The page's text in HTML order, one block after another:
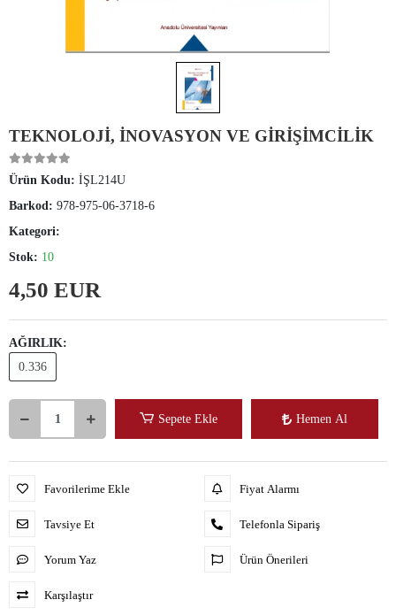
TEKNOLOJİ, İNOVASYON VE GİRİŞİMCİLİK
Ürün Kodu: İŞL214U
Barkod: 978-975-06-3718-6
Kategori:
Stok: 10
4,50 EUR
AĞIRLIK:
0.336
Sepete Ekle Hemen Al
Favorilerime Ekle
Tavsiye Et
Yorum Yaz
Karşılaştır
Fiyat Alarmı
Telefonla Sipariş
Ürün Önerileri